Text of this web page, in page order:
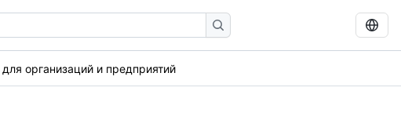
организаций и предприятий